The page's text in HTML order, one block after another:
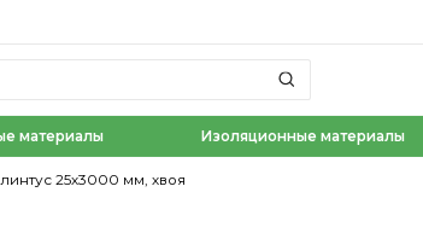
материалы Изоляционные материалы
25х3000 мм, хвоя